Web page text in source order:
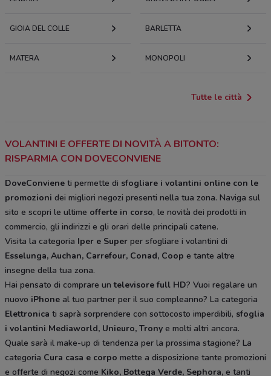
GIOIA DEL COLLE BARLETTA
MATERA MONOPOLI
Tutte le città
VOLANTINI E OFFERTE DI NOVITÀ A BITONTO:
RISPARMIA CON DOVECONVIENE
DoveConviene ti permette di sfogliare i volantini online con le
promozioni dei migliori negozi presenti nella tua zona. Naviga sul
sito e scopri le ultime offerte in corso, le novità dei prodotti in
commercio, gli indirizzi e gli orari delle principali catene.
Visita la categoria Iper e Super per sfogliare i volantini di
Esselunga, Auchan, Carrefour, Conad, Coop e tante altre
insegne della tua zona.
Hai pensato di comprare untelevisore full HD? Vuoi regalare un
nuovo iPhone al tuo partner per il suo compleanno? La categoria
Elettronica ti saprà sorprendere con sottocosto imperdibili, sfoglia
i volantini Mediaworld, Unieuro, Trony e molti altri ancora.
Quale sarà il make-up di tendenza per la prossima stagione? La
categoria Cura casa e corpo mette a disposizione tante promozioni
e offerte di negozi come Kiko, Bottega Verde, Sephora, e tanti